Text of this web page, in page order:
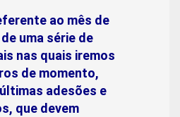
ao mês de
uma série de
nas quais iremos
de momento,
adesões e
que devem